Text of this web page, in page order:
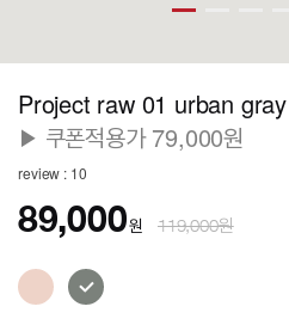
Project raw 01 urban gray
▶ 쿠폰적용가 79,000원
review : 10
89,000원 119,000원